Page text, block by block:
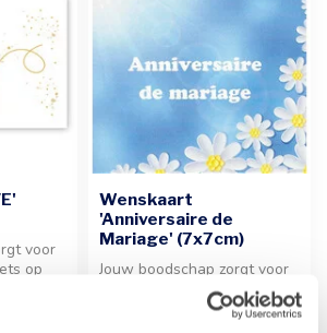
voor
op
Wenskaart
'Anniversaire de
Mariage' (7x7cm)
Jouw boodschap zorgt voor
een persoonlijke toets op
deze stijlvolle kaart. Voeg ...